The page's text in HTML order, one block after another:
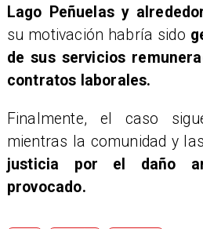
Lago Peñuelas y
su motivación habría sido
de sus servicios
contratos laborales.
Finalmente, el caso
mientras la comunidad y
justicia por el daño
provocado.